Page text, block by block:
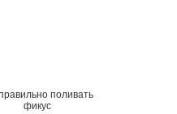
поливать
фикус